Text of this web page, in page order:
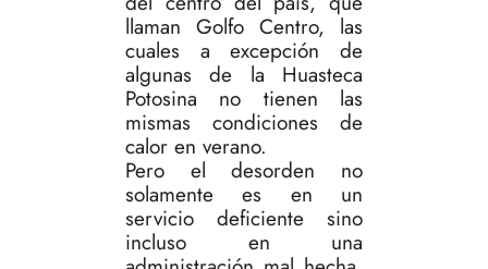
llaman Golfo Centro, las
cuales a excepción de
algunas de la Huasteca
Potosina no tienen las
mismas condiciones de
calor en verano.
Pero el desorden no
solamente es en un
servicio deficiente sino
incluso en una